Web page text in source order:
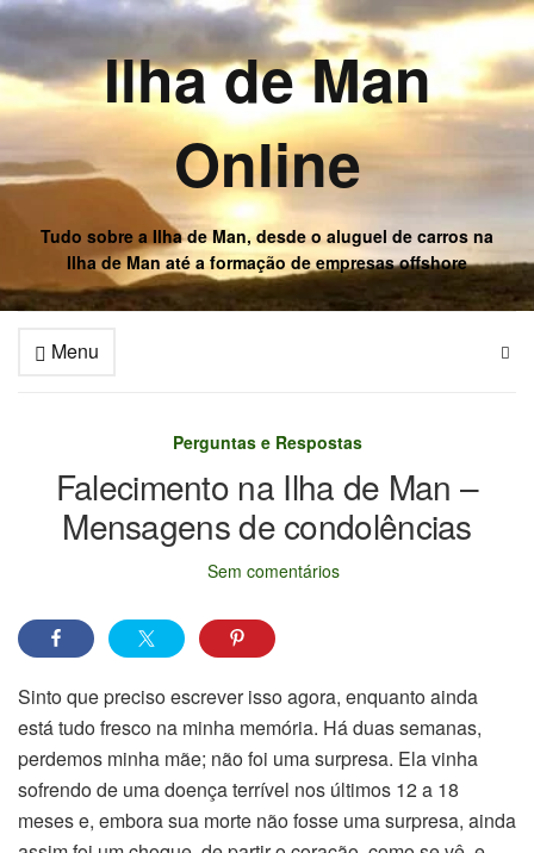
Ilha de Man
Online
Tudo sobre a Ilha de Man, desde o aluguel de carros na
Ilha de Man até a formação de empresas offshore
Menu
Perguntas e Respostas
Falecimento na Ilha de Man –
Mensagens de condolências
Sem comentários
Sinto que preciso escrever isso agora, enquanto ainda
está tudo fresco na minha memória. Há duas semanas,
perdemos minha mãe; não foi uma surpresa. Ela vinha
sofrendo de uma doença terrível nos últimos 12 a 18
meses e, embora sua morte não fosse uma surpresa, ainda